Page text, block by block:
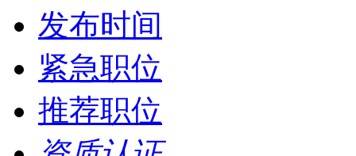
发布时间
紧急职位
推荐职位